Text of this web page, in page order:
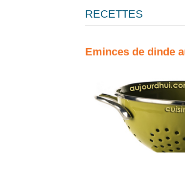
RECETTES
Eminces de dinde